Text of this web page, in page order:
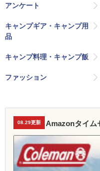
アンケート
キャンプギア・キャンプ用
品
キャンプ料理・キャンプ飯
ファッション
08.29更新 Amazonタイム